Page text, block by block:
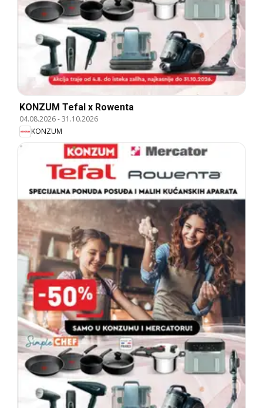
KONZUM Tefal x Rowenta
04.08.2026-31.10.2026
KONZUM